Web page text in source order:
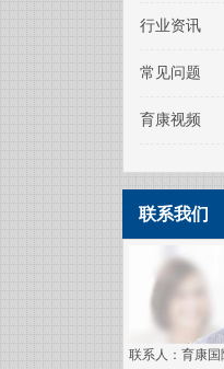
行业资讯
常见问题
育康视频
联系我们
联系人：育康国